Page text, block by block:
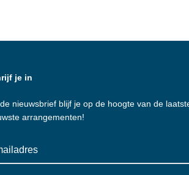
je in
nieuwsbrief blijf je op de hoogte van de
arrangementen!